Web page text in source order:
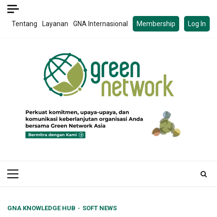
Skip
Tentang Layanan GNA Internasional Membership Log In
Primary
GNA KNOWLEDGE HUB SOFT NEWS